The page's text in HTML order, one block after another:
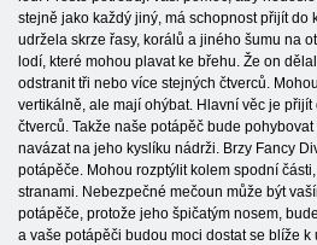
stejně jako každý jiný, má schopnost přijít do
udržela skrze řasy, korálů a jiného šumu na
lodí, které mohou plavat ke břehu. Že on
odstranit tři nebo více stejných čtverců.
vertikálně, ale mají ohýbat. Hlavní věc je
čtverců. Takže naše potápěč bude
navázat na jeho kyslíku nádrži. Brzy Fancy
potápěče. Mohou rozptýlit kolem spodní
stranami. Nebezpečné mečoun může být
potápěče, protože jeho špičatým nosem,
a vaše potápěči budou moci dostat se blíže k